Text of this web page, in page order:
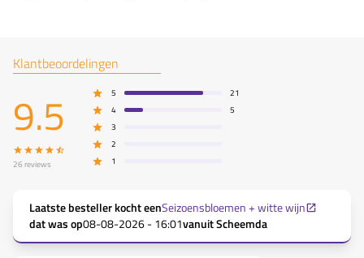
Klantbeoordelingen
9.5
26 reviews
5
21
4
5
3
2
1
Laatste besteller kocht eenSeizoensbloemen + witte wijn
dat was op08-08-2026 - 16:01vanuitScheemda